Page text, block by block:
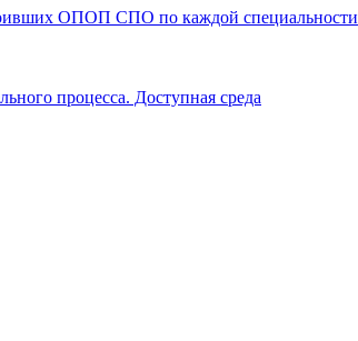
ОПОП СПО по каждой специальности
процесса. Доступная среда